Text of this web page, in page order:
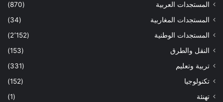
المستجدات العربية
(870)
المستجدات المغاربية
(34)
المستجدات الوطنية
(2٬152)
النقل والطرق
(153)
تربية وتعليم
(331)
تكنولوجيا
(152)
تهنئة
(1)